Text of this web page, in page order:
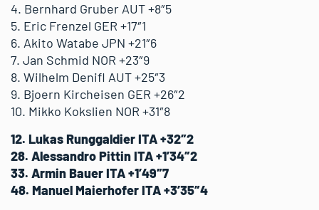
4. Bernhard Gruber AUT +8″5
5. Eric Frenzel GER +17″1
6. Akito Watabe JPN +21″6
7. Jan Schmid NOR +23″9
8. Wilhelm Denifl AUT +25″3
9. Bjoern Kircheisen GER +26″2
10. Mikko Kokslien NOR +31″8
12. Lukas Runggaldier ITA +32″2
28. Alessandro Pittin ITA +1’34″2
33. Armin Bauer ITA +1’49″7
48. Manuel Maierhofer ITA +3’35″4